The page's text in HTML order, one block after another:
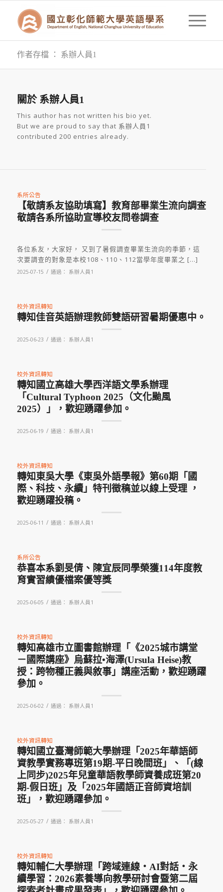
作者存檔 ： 系辦人員1
關於 系辦人員1
This author has not written his bio yet.
But we are proud to say that 系辦人員1
contributed 200 entries already.
系所公告
【敬請系友協助填寫】教育部畢業生流向調查
敬請各系所協助宣導校友問卷調查
各位系友，大家好， 又到了暑假調查畢業生流向的季節，這
次要調查的對象是本校108、110、112當學年度畢業之 […]
2025-07-15 / 通過： 系辦人員1
校外資訊轉知
轉知佳音英語辦理教師雙語研習暑期優惠中。
2025-06-23 / 通過： 系辦人員1
校外資訊轉知
轉知國立高雄大學西洋語文學系辦理
「Cultural Typhoon 2025（文化颱風
2025）」，歡迎踴躍參加。
2025-06-19 / 通過： 系辦人員1
校外資訊轉知
轉知東吳大學《東吳外語學報》第60期「國
際、科技、永續」特刊徵稿並以線上受理 ，
歡迎踴躍投稿。
2025-06-11 / 通過： 系辦人員1
系所公告
恭喜本系劉旻倩、陳宜辰同學榮獲114年度教
育實習績優檔案優等獎
2025-06-05 / 通過： 系辦人員1
校外資訊轉知
轉知高雄市立圖書館辦理「《2025城市講堂
－國際講座》烏蘇拉•海澤(Ursula Heise)教
授：跨物種正義與敘事」講座活動，歡迎踴躍
參加。
2025-06-02 / 通過： 系辦人員1
校外資訊轉知
轉知國立臺灣師範大學辦理「2025年華語師
資教學實務專班第19期-平日晚間班」、「(線
上同步)2025年兒童華語教學師資養成班第20
期-假日班」及「2025年國語正音師資培訓
班」，歡迎踴躍參加。
2025-05-27 / 通過： 系辦人員1
校外資訊轉知
轉知輔仁大學辦理「跨域連線・AI對話・永
續學習：2026素養導向教學研討會暨第二屆